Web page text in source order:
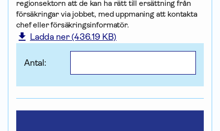
regionsektorn att de kan ha rätt till ersättning från
försäk­ringar via jobbet, med uppmaning att kontakta
chef eller försäkrings­informatör.
Ladda ner (436.19 KB)
Antal: